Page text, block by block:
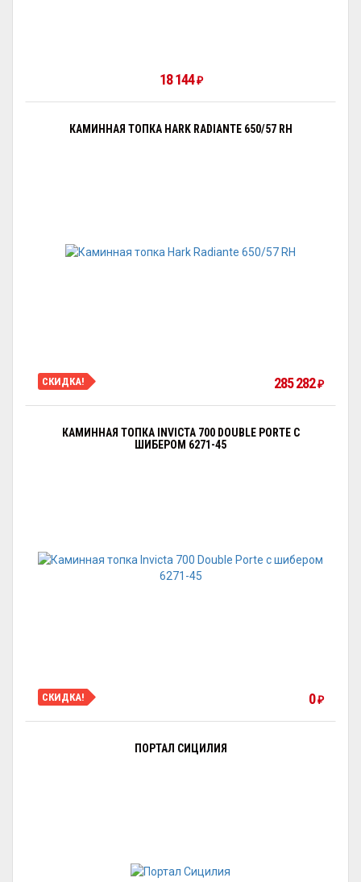
18 144₽
КАМИННАЯ ТОПКА HARK RADIANTE 650/57 RH
СКИДКА! 285 282₽
КАМИННАЯ ТОПКА INVICTA 700 DOUBLE PORTE С
ШИБЕРОМ 6271-45
СКИДКА! 0₽
ПОРТАЛ СИЦИЛИЯ